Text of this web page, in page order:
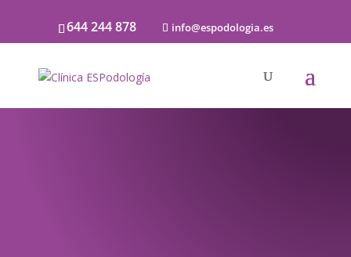
644 244 878 info@espodologia.es